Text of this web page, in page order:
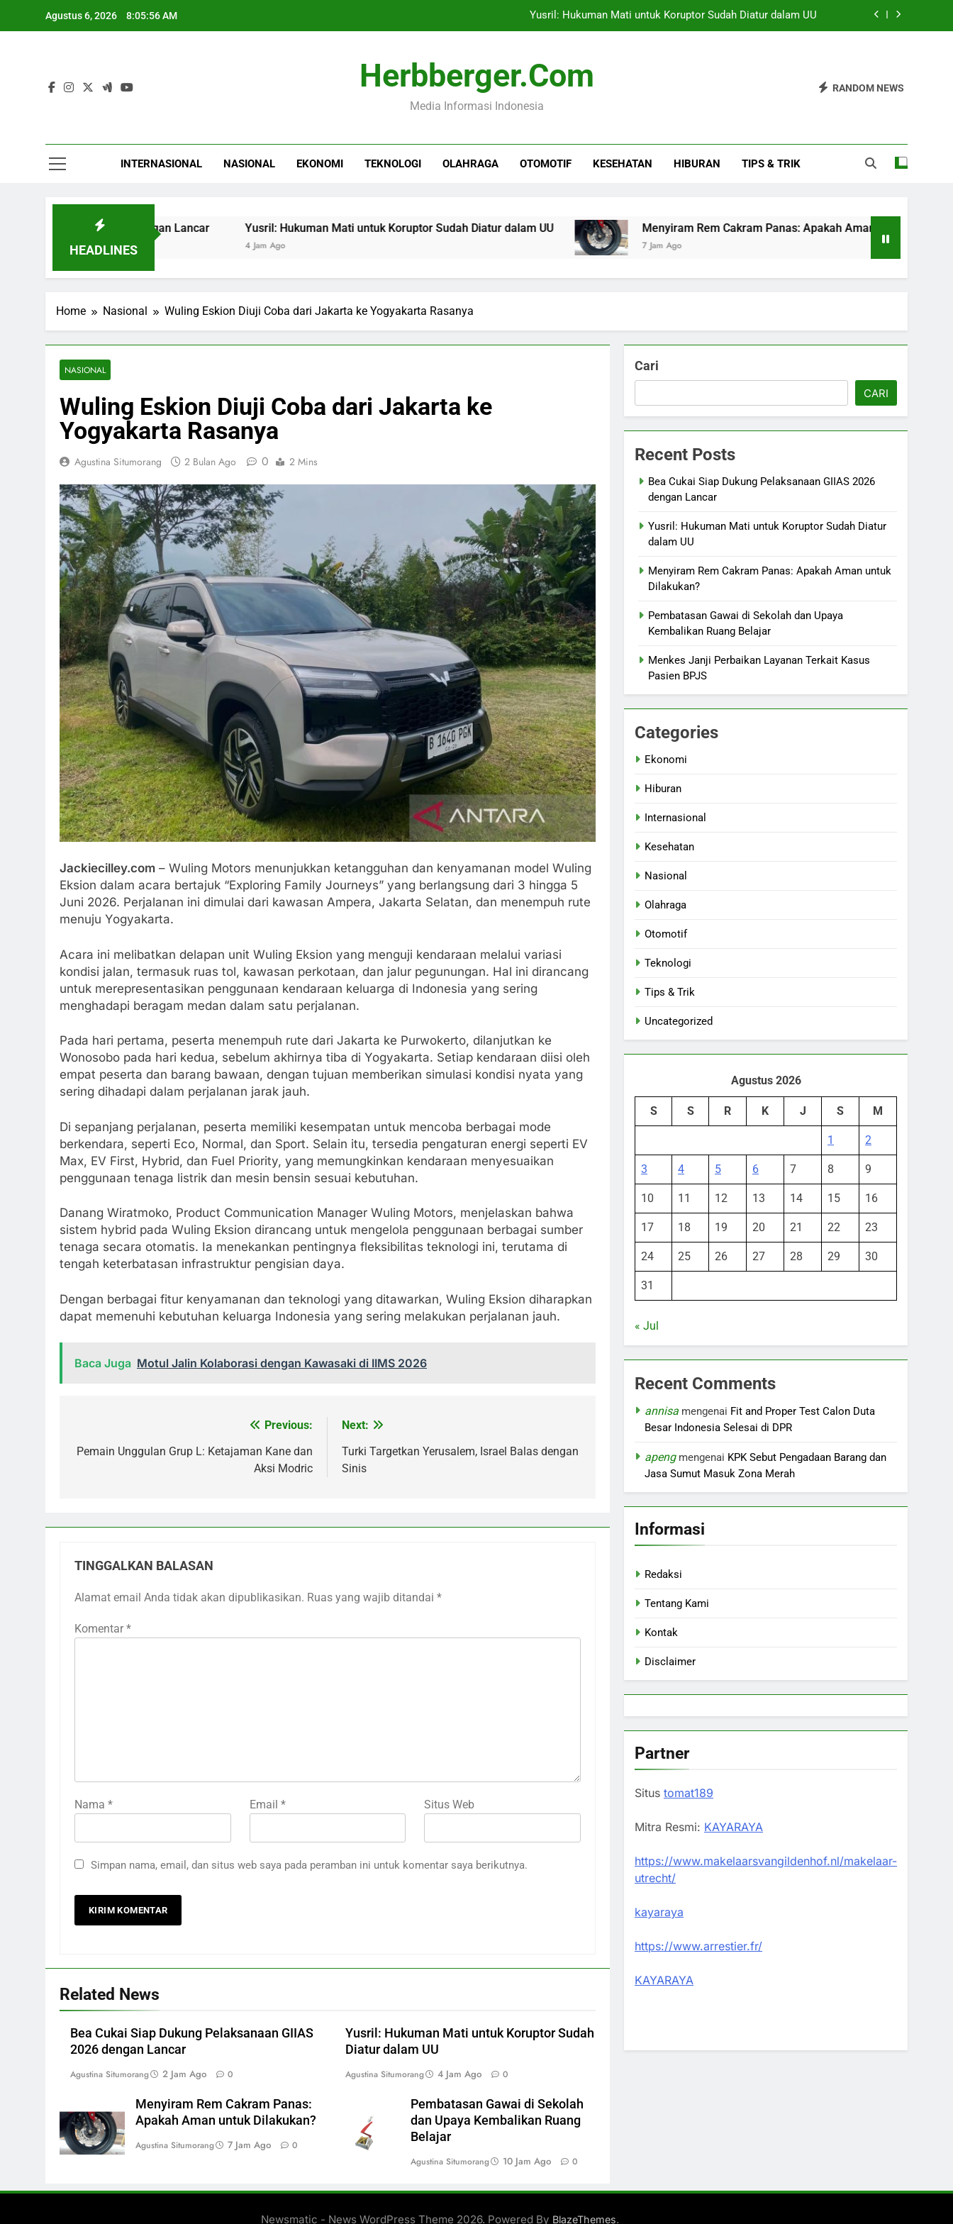
Agustus 6, 2026 8:05:57 AM Yusril: Hukuman Mati untuk Koruptor Sudah Diatur dalam UU
Pembatasan Gawai di Sekolah dan Upaya Kembalikan Ruang Belajar
Bea Cukai Siap Dukung Pelaksanaan GIIAS 2026 dengan Lancar
Menyiram Rem Cakram Panas: Apakah Aman untuk Dilakukan?
Herbberger.com
Media Informasi Indonesia
RANDOM NEWS
INTERNASIONAL NASIONAL EKONOMI TEKNOLOGI OLAHRAGA OTOMOTIF KESEHATAN HIBURAN TIPS & TRIK
HEADLINES
GIIAS 2026 dengan Lancar Yusril: Hukuman Mati untuk Koruptor Sudah Diatur dalam UU Menyiram Rem Cakram Panas: Apakah Aman untuk Dilakukan?
7 Jam Ago
Home Nasional Wuling Eskion Diuji Coba dari Jakarta ke Yogyakarta Rasanya
NASIONAL
Wuling Eskion Diuji Coba dari Jakarta ke
Yogyakarta Rasanya
Agustina Situmorang 2 Bulan Ago 0 2 Mins
Jackiecilley.com – Wuling Motors menunjukkan ketangguhan dan kenyamanan model Wuling
Eksion dalam acara bertajuk “Exploring Family Journeys” yang berlangsung dari 3 hingga 5
Juni 2026. Perjalanan ini dimulai dari kawasan Ampera, Jakarta Selatan, dan menempuh rute
menuju Yogyakarta.
Acara ini melibatkan delapan unit Wuling Eksion yang menguji kendaraan melalui variasi
kondisi jalan, termasuk ruas tol, kawasan perkotaan, dan jalur pegunungan. Hal ini dirancang
untuk merepresentasikan penggunaan kendaraan keluarga di Indonesia yang sering
menghadapi beragam medan dalam satu perjalanan.
Pada hari pertama, peserta menempuh rute dari Jakarta ke Purwokerto, dilanjutkan ke
Wonosobo pada hari kedua, sebelum akhirnya tiba di Yogyakarta. Setiap kendaraan diisi oleh
empat peserta dan barang bawaan, dengan tujuan memberikan simulasi kondisi nyata yang
sering dihadapi dalam perjalanan jarak jauh.
Di sepanjang perjalanan, peserta memiliki kesempatan untuk mencoba berbagai mode
berkendara, seperti Eco, Normal, dan Sport. Selain itu, tersedia pengaturan energi seperti EV
Max, EV First, Hybrid, dan Fuel Priority, yang memungkinkan kendaraan menyesuaikan
penggunaan tenaga listrik dan mesin bensin sesuai kebutuhan.
Danang Wiratmoko, Product Communication Manager Wuling Motors, menjelaskan bahwa
sistem hybrid pada Wuling Eksion dirancang untuk mengelola penggunaan berbagai sumber
tenaga secara otomatis. Ia menekankan pentingnya fleksibilitas teknologi ini, terutama di
tengah keterbatasan infrastruktur pengisian daya.
Dengan berbagai fitur kenyamanan dan teknologi yang ditawarkan, Wuling Eksion diharapkan
dapat memenuhi kebutuhan keluarga Indonesia yang sering melakukan perjalanan jauh.
Baca Juga Motul Jalin Kolaborasi dengan Kawasaki di IIMS 2026
pos
Previous:
Pemain Unggulan Grup L: Ketajaman Kane dan
Aksi Modric
Next:
Turki Targetkan Yerusalem, Israel Balas dengan
Sinis
TINGGALKAN BALASAN
Alamat email Anda tidak akan dipublikasikan. Ruas yang wajib ditandai *
Komentar *
Nama * Email * Situs Web
Simpan nama, email, dan situs web saya pada peramban ini untuk komentar saya berikutnya.
Related News
Bea Cukai Siap Dukung Pelaksanaan GIIAS
2026 dengan Lancar
Agustina Situmorang 2 Jam Ago 0
Yusril: Hukuman Mati untuk Koruptor Sudah
Diatur dalam UU
Agustina Situmorang 4 Jam Ago 0
Menyiram Rem Cakram Panas:
Apakah Aman untuk Dilakukan?
Agustina Situmorang 7 Jam Ago 0
Pembatasan Gawai di Sekolah
dan Upaya Kembalikan Ruang
Belajar
Agustina Situmorang 10 Jam Ago 0
Cari
CARI
Recent Posts
Bea Cukai Siap Dukung Pelaksanaan GIIAS 2026
dengan Lancar
Yusril: Hukuman Mati untuk Koruptor Sudah Diatur
dalam UU
Menyiram Rem Cakram Panas: Apakah Aman untuk
Dilakukan?
Pembatasan Gawai di Sekolah dan Upaya
Kembalikan Ruang Belajar
Menkes Janji Perbaikan Layanan Terkait Kasus
Pasien BPJS
Categories
Ekonomi
Hiburan
Internasional
Kesehatan
Nasional
Olahraga
Otomotif
Teknologi
Tips & Trik
Uncategorized
Agustus 2026
S S R K J S M
1 2
3 4 5 6 7 8 9
10 11 12 13 14 15 16
17 18 19 20 21 22 23
24 25 26 27 28 29 30
31
« Jul
Recent Comments
annisa mengenai Fit and Proper Test Calon Duta
Besar Indonesia Selesai di DPR
apengmengenai KPK Sebut Pengadaan Barang dan
Jasa Sumut Masuk Zona Merah
Informasi
Redaksi
Tentang Kami
Kontak
Disclaimer
Partner
Situs tomat189
Mitra Resmi: KAYARAYA
https://www.makelaarsvangildenhof.nl/makelaar-
utrecht/
kayaraya
https://www.arrestier.fr/
KAYARAYA
Newsmatic - News WordPress Theme 2026. Powered By BlazeThemes.